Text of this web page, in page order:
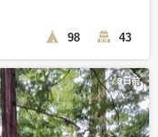
98 43
3日前